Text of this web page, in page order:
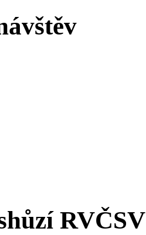
RVČSV